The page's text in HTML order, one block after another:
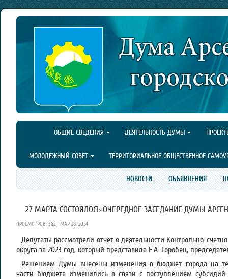
ОБЩИЕ СВЕДЕНИЯ ДЕЯТЕЛЬНОСТЬ ДУМЫ
МОЛОДЕЖНЫЙ СОВЕТ ТЕРРИТОРИАЛЬНОЕ ОБЩЕСТВЕННОЕ
НОВОСТИ ОБЪЯВЛЕНИЯ
27 МАРТА СОСТОЯЛОСЬ ОЧЕРЕДНОЕ ЗАСЕДАНИЕ ДУМЫ
ПРОСМОТРОВ: 362 · МАР 28, 2024
Депутаты рассмотрели отчет о деятельности Контрольно-
округа за 2023 год, который представила Е.А. Горобец,
Решением Думы внесены изменения в бюджет города на
части бюджета изменились в связи с поступлением